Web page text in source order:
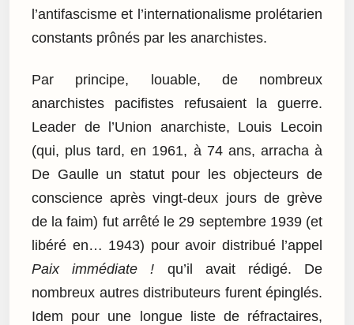
l’antifascisme et l’internationalisme prolétarien
constants prônés par les anarchistes.
Par principe, louable, de nombreux
anarchistes pacifistes refusaient la guerre.
Leader de l’Union anarchiste, Louis Lecoin
(qui, plus tard, en 1961, à 74 ans, arracha à
De Gaulle un statut pour les objecteurs de
conscience après vingt-deux jours de grève
de la faim) fut arrêté le 29 septembre 1939 (et
libéré en… 1943) pour avoir distribué l’appel
Paix immédiate ! qu’il avait rédigé. De
nombreux autres distributeurs furent épinglés.
Idem pour une longue liste de réfractaires,